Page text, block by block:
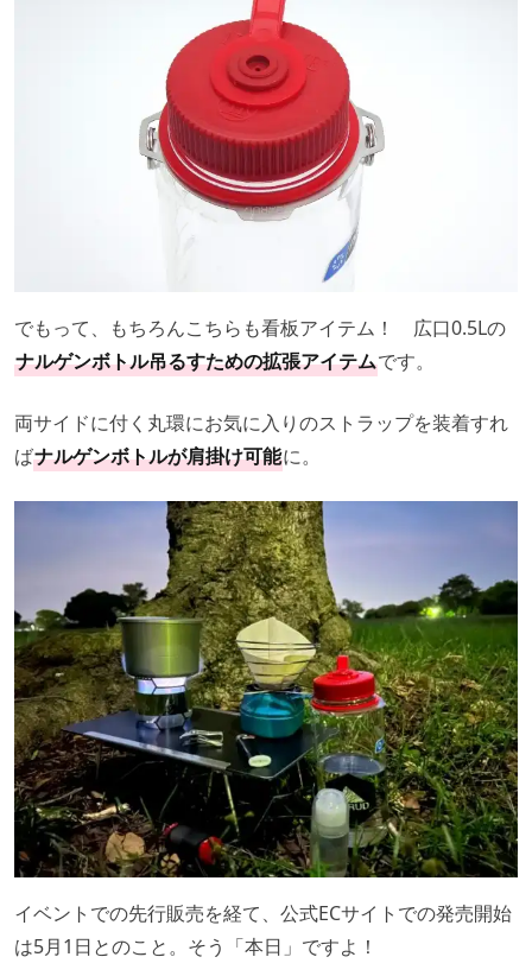
でもって、もちろんこちらも看板アイテム！ 広口0.5Lの
ナルゲンボトル吊るすための拡張アイテムです。
両サイドに付く丸環にお気に入りのストラップを装着すれ
ばナルゲンボトルが肩掛け可能に。
イベントでの先行販売を経て、公式ECサイトでの発売開始
は5月1日とのこと。そう「本日」ですよ！